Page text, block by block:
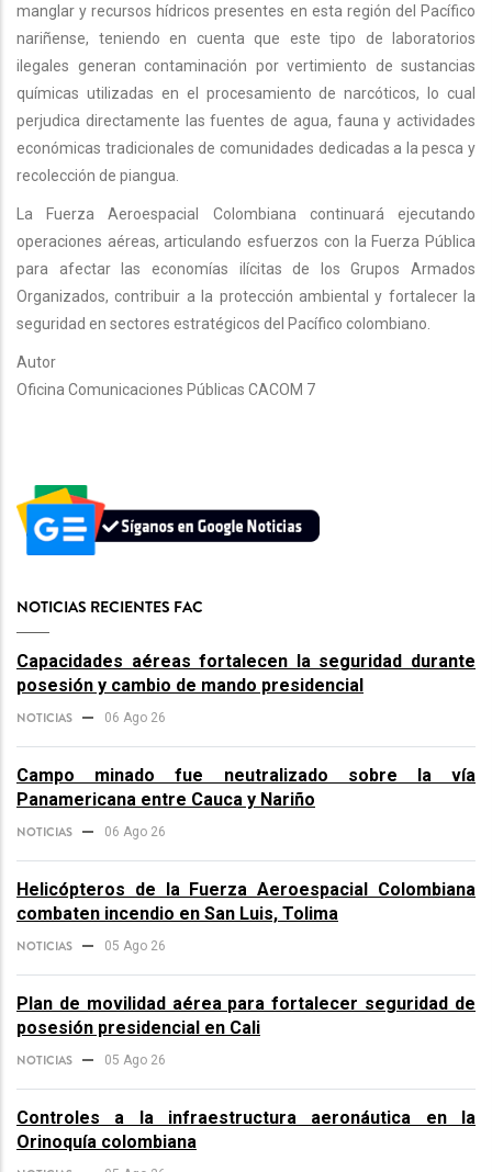
manglar y recursos hídricos presentes en esta región del Pacífico
nariñense, teniendo en cuenta que este tipo de laboratorios
ilegales generan contaminación por vertimiento de sustancias
químicas utilizadas en el procesamiento de narcóticos, lo cual
perjudica directamente las fuentes de agua, fauna y actividades
económicas tradicionales de comunidades dedicadas a la pesca y
recolección de piangua.
La Fuerza Aeroespacial Colombiana continuará ejecutando
operaciones aéreas, articulando esfuerzos con la Fuerza Pública
para afectar las economías ilícitas de los Grupos Armados
Organizados, contribuir a la protección ambiental y fortalecer la
seguridad en sectores estratégicos del Pacífico colombiano.
Autor
Oficina Comunicaciones Públicas CACOM 7
NOTICIAS RECIENTES FAC
Capacidades aéreas fortalecen la seguridad durante
posesión y cambio de mando presidencial
NOTICIAS 06 Ago 26
Campo minado fue neutralizado sobre la vía
Panamericana entre Cauca y Nariño
NOTICIAS 06 Ago 26
Helicópteros de la Fuerza Aeroespacial Colombiana
combaten incendio en San Luis, Tolima
NOTICIAS 05 Ago 26
Plan de movilidad aérea para fortalecer seguridad de
posesión presidencial en Cali
NOTICIAS 05 Ago 26
Controles a la infraestructura aeronáutica en la
Orinoquía colombiana